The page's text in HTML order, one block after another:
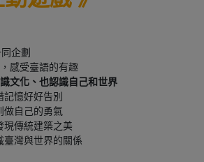
企劃
感受臺語的有趣
文化、也認識自己和世界
記憶好好告別
做自己的勇氣
現傳統建築之美
臺灣與世界的關係